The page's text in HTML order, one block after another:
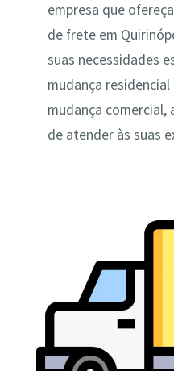
empresa que
de frete em
suas necessidades
mudança
mudança comercial,
de atender às suas